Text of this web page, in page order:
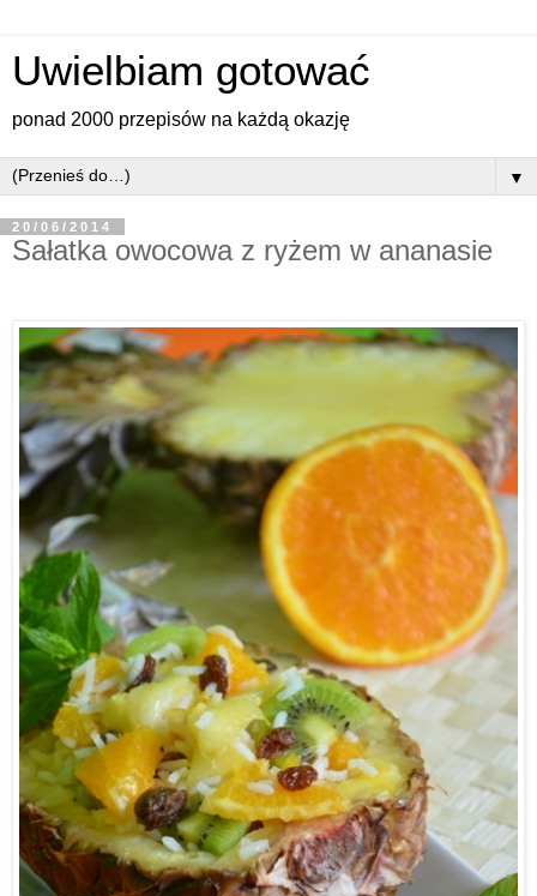
Uwielbiam gotować
ponad 2000 przepisów na każdą okazję
▼
20/06/2014
Sałatka owocowa z ryżem w ananasie